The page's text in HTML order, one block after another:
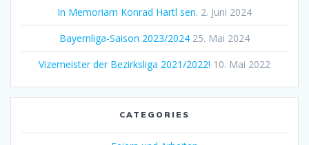
In Memoriam Konrad Hartl sen. 2. Juni 2024
Bayernliga-Saison 2023/2024 25. Mai 2024
Vizemeister der Bezirksliga 2021/2022! 10. Mai 2022
CATEGORIES